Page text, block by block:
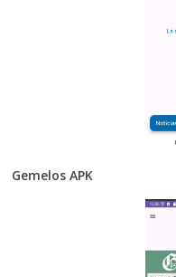
Gemelos APK